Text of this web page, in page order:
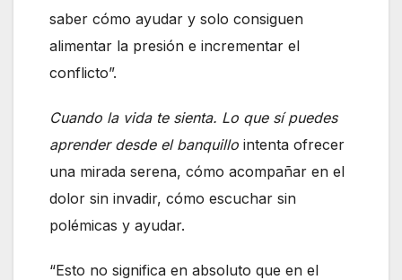
saber cómo ayudar y solo consiguen
alimentar la presión e incrementar el
conflicto”.
Cuando la vida te sienta. Lo que sí puedes
aprender desde el banquillo intenta ofrecer
una mirada serena, cómo acompañar en el
dolor sin invadir, cómo escuchar sin
polémicas y ayudar.
“Esto no significa en absoluto que en el